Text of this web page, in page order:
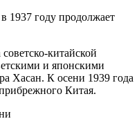
1937 году продолжает
китайской
и японскими
Хасан. К осени 1939 года
Китая.